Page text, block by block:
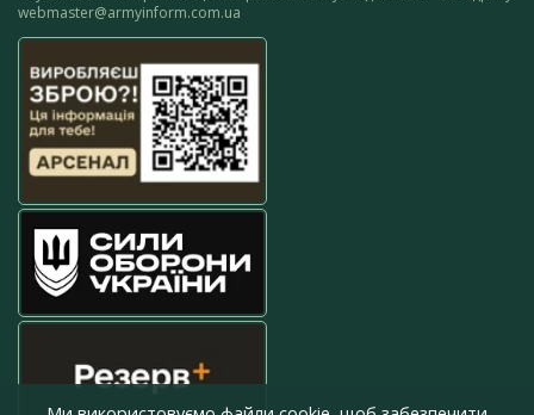
webmaster@armyinform.com.ua